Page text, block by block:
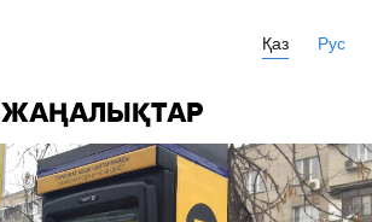
Қаз Рус
ЖАҢАЛЫҚТАР